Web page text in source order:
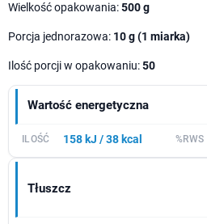
Wielkość opakowania:500 g
Porcja jednorazowa: 10 g (1 miarka)
Ilość porcji w opakowaniu:50
Wartość energetyczna
158 kJ / 38 kcal
Tłuszcz